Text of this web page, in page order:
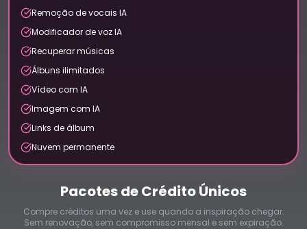
Remoção de vocais IA
Modificador de voz IA
Recuperar músicas
Álbuns ilimitados
Vídeo com IA
Imagem com IA
Links de álbum
Nuvem permanente
Pacotes de Crédito Únicos
Compre créditos uma vez e use quando a inspiração chegar.
Sem renovação, sem compromisso mensal e sem expiração.